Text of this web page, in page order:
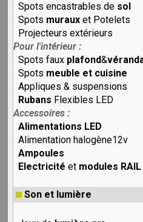
Spots encastrables de sol
Spots muraux et Potelets
Projecteurs extérieurs
Pour l'intérieur :
Spots faux plafond&
Spots meuble et cuisine
Appliques & suspensions
Rubans Flexibles LED
Accessoires :
Alimentations LED
Alimentation halogène12v
Ampoules
Electricité et modules RAIL
Son et lumière